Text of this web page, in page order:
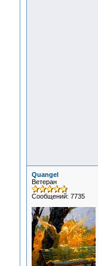
Quangel
Ветеран
Сообщений: 7735